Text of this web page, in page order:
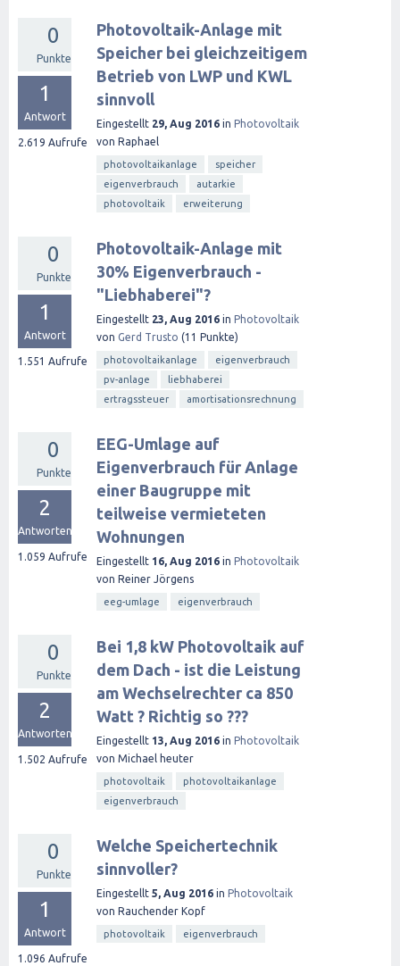
0
Punkte
1
Antwort
2.619 Aufrufe
Photovoltaik-Anlage mit
Speicher bei gleichzeitigem
Betrieb von LWP und KWL
sinnvoll
Eingestellt 29, Aug 2016 in Photovoltaik
von Raphael
photovoltaikanlage
speicher
eigenverbrauch
autarkie
photovoltaik
erweiterung
0
Punkte
1
Antwort
1.551 Aufrufe
Photovoltaik-Anlage mit
30% Eigenverbrauch -
"Liebhaberei"?
Eingestellt 23, Aug 2016 in Photovoltaik
von Gerd Trusto (11 Punkte)
photovoltaikanlage
eigenverbrauch
pv-anlage
liebhaberei
ertragssteuer
amortisationsrechnung
0
Punkte
2
Antworten
1.059 Aufrufe
EEG-Umlage auf
Eigenverbrauch für Anlage
einer Baugruppe mit
teilweise vermieteten
Wohnungen
Eingestellt 16, Aug 2016 in Photovoltaik
von Reiner Jörgens
eeg-umlage eigenverbrauch
0
Punkte
2
Antworten
1.502 Aufrufe
Bei 1,8 kW Photovoltaik auf
dem Dach - ist die Leistung
am Wechselrechter ca 850
Watt ? Richtig so ???
Eingestellt 13, Aug 2016 in Photovoltaik
von Michael heuter
photovoltaik
photovoltaikanlage
eigenverbrauch
0
Punkte
1
Antwort
1.096 Aufrufe
Welche Speichertechnik
sinnvoller?
Eingestellt 5, Aug 2016 in Photovoltaik
von Rauchender Kopf
photovoltaik eigenverbrauch